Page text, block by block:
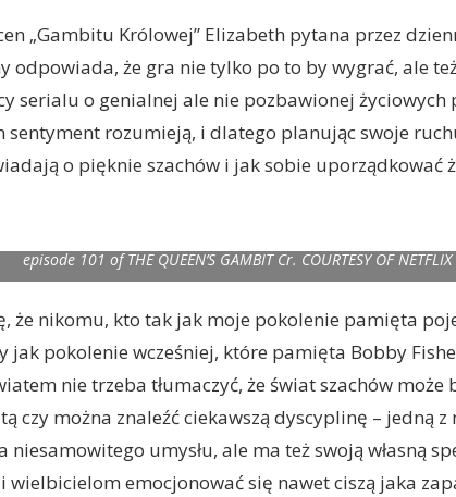
„Gambitu Królowej” Elizabeth pytana przez
odpowiada, że gra nie tylko po to by wygrać, ale
serialu o genialnej ale nie pozbawionej życiowych
sentyment rozumieją, i dlatego planując swoje
o pięknie szachów i jak sobie uporządkować
episode 101 of THE QUEEN’S GAMBIT Cr. COURTESY OF
że nikomu, kto tak jak moje pokolenie pamięta
jak pokolenie wcześniej, które pamięta Bobby
nie trzeba tłumaczyć, że świat szachów może
czy można znaleźć ciekawszą dyscyplinę – jedną
niesamowitego umysłu, ale ma też swoją własną
wielbicielom emocjonować się nawet ciszą jaka